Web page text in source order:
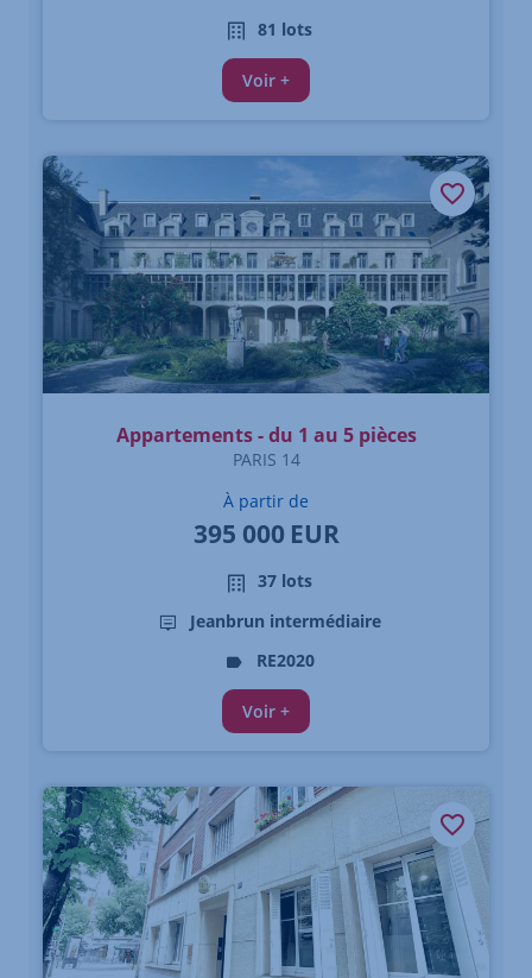
81 lots
Voir +
Appartements - du 1 au 5 pièces
PARIS 14
À partir de
395 000 EUR
37 lots
Jeanbrun intermédiaire
RE2020
Voir +